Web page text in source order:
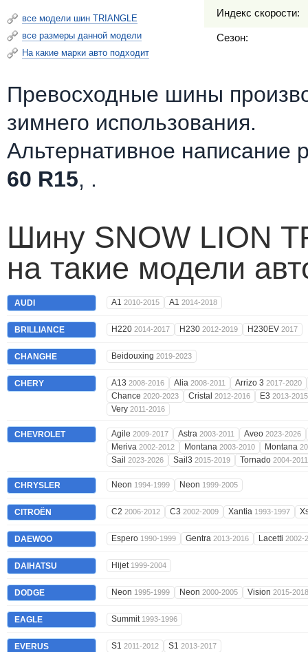
все модели шин TRIANGLE
все размеры данной модели
На какие марки авто подходит
Индекс скорости:
Сезон:
Превосходные шины
зимнего использования.
Альтернативное написание
60 R15, .
Шину SNOW LION
на такие модели
AUDI A1 2010-2015 A1 2014-2018
BRILLIANCE H220 2014-2017 H230 2012-2019 H230EV 2017
CHANGHE Beidouxing 2019-2023
CHERY A13 2008-2016 Alia 2008-2011 Arrizo 3 2017-2020
Chance 2020-2023 Cristal 2012-2016 E3 2013-2015
Very 2011-2016
CHEVROLET Agile 2009-2017 Astra 2003-2011 Aveo 2023-2026
Meriva 2002-2012 Montana 2003-2010 Montana
Sail 2023-2026 Sail3 2015-2019 Tornado 2004-2011
CHRYSLER Neon 1994-1999 Neon 1999-2005
CITROËN C2 2006-2012 C3 2002-2009 Xantia 1993-1997
DAEWOO Espero 1990-1999 Gentra 2013-2016 Lacetti 2002-
DAIHATSU Hijet 1999-2004
DODGE Neon 1995-1999 Neon 2000-2005 Vision 2015-2018
EAGLE Summit 1993-1996
EVERUS S1 2011-2012 S1 2013-2017